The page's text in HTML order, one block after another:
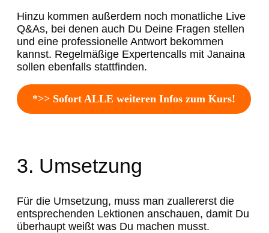
Hinzu kommen außerdem noch monatliche Live
Q&As, bei denen auch Du Deine Fragen stellen
und eine professionelle Antwort bekommen
kannst. Regelmäßige Expertencalls mit Janaina
sollen ebenfalls stattfinden.
*>> Sofort ALLE weiteren Infos zum Kurs!
3. Umsetzung
Für die Umsetzung, muss man zuallererst die
entsprechenden Lektionen anschauen, damit Du
überhaupt weißt was Du machen musst.